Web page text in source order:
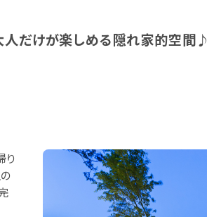
人だけが楽しめる隠れ家的空間♪
り